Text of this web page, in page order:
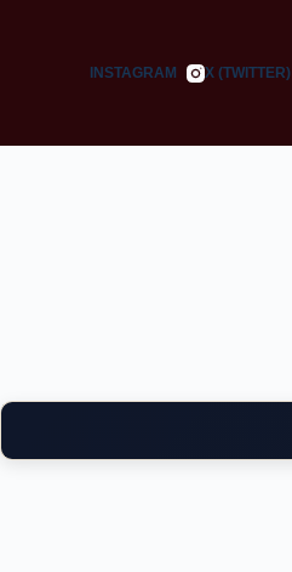
X (TWITTER)
INSTAGRAM